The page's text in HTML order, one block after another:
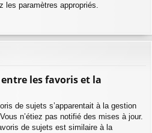
les paramètres appropriés.
les favoris et la
de sujets s’apparentait à la gestion
n’étiez pas notifié des mises à jour.
de sujets est similaire à la